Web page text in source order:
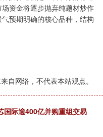
资金将逐步抛弃纯题材炒作
预期明确的核心品种，结构
自网络，不代表本站观点。
国际逾400亿并购重组交易